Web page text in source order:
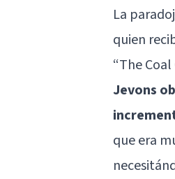
La
quien
“The
Jevons
que era